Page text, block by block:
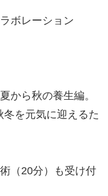
ボレーション
から秋の養生編。
を元気に迎えるた
（20分）も受け付